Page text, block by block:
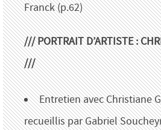
Franck (p.62)
/// PORTRAIT D’ARTISTE :
///
Entretien avec Christiane
recueillis par Gabriel